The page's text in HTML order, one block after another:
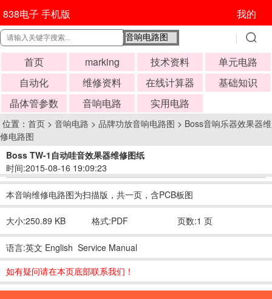
838电子 手机版 我的
首页 marking 技术资料
单元电路
自动化
维修资料 在线计算器
基础知识
晶体管参数
音响电路 实用电路
位置： 首页 > 音响电路 > 品牌功放音响电路图 > Boss音响乐器效果器维
修电路图
Boss TW-1自动哇音效果器维修图纸
时间:2015-08-16 19:09:23
本音响维修电路图为扫描版，共一页，含PCB板图
大小:250.89 KB 格式:PDF 页数:1 页
语言:英文 English Service Manual
如有疑问请在本页底部联系我们！